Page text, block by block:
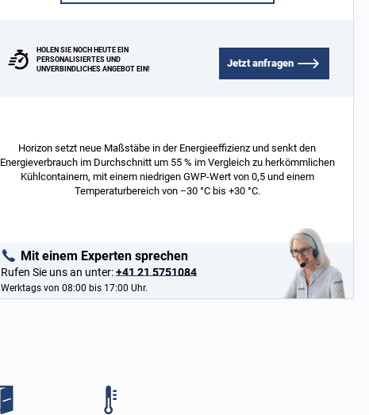
Jetzt anfragen
HOLEN SIE NOCH HEUTE EIN
PERSONALISIERTES UND
UNVERBINDLICHES ANGEBOT EIN!
Horizon setzt neue Maßstäbe in der Energieeffizienz und senkt den
Energieverbrauch im Durchschnitt um 55 % im Vergleich zu herkömmlichen
Kühlcontainern, mit einem niedrigen GWP-Wert von 0,5 und einem
Temperaturbereich von −30 °C bis +30 °C.
Mit einem Experten sprechen
Rufen Sie uns an unter:+41 21 5751084
Werktags von 08:00 bis 17:00 Uhr.